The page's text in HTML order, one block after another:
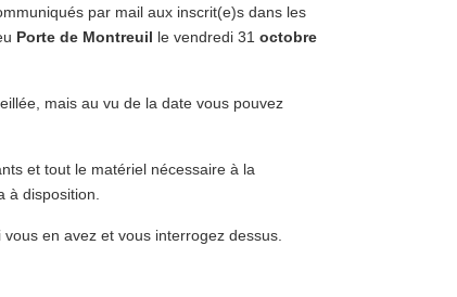
par mail aux inscrit(e)s dans les
Porte de Montreuil le vendredi 31 octobre
mais au vu de la date vous pouvez
et tout le matériel nécessaire à la
à disposition.
en avez et vous interrogez dessus.